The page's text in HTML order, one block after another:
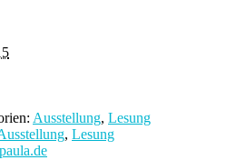
Ausstellung, Lesung
, Lesung